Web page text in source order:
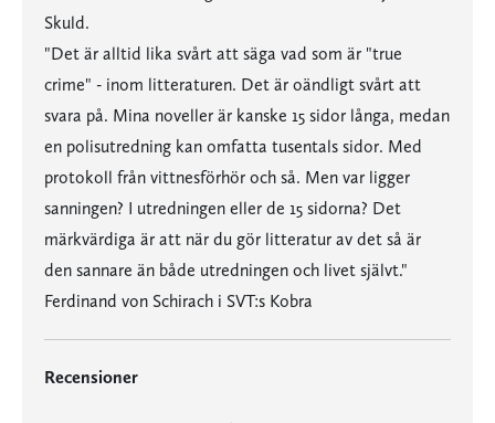
Skuld.
"Det är alltid lika svårt att säga vad som är "true
crime" - inom litteraturen. Det är oändligt svårt att
svara på. Mina noveller är kanske 15 sidor långa, medan
en polisutredning kan omfatta tusentals sidor. Med
protokoll från vittnesförhör och så. Men var ligger
sanningen? I utredningen eller de 15 sidorna? Det
märkvärdiga är att när du gör litteratur av det så är
den sannare än både utredningen och livet självt."
Ferdinand von Schirach i SVT:s Kobra
Recensioner